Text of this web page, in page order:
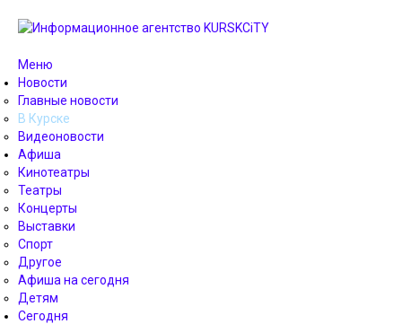
Меню
Новости
Главные новости
В Курске
Видеоновости
Афиша
Кинотеатры
Театры
Концерты
Выставки
Спорт
Другое
Афиша на сегодня
Детям
Сегодня